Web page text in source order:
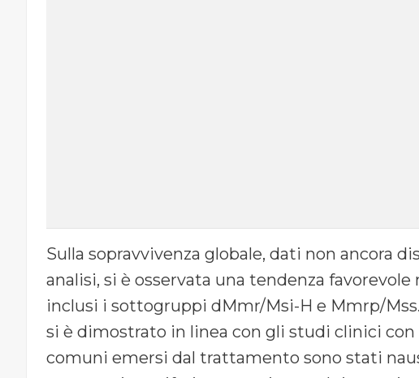
Sulla sopravvivenza globale, dati non ancora
analisi, si è osservata una tendenza
inclusi i sottogruppi dMmr/Msi-H e Mmrp/
si è dimostrato in linea con gli studi clinici
comuni emersi dal trattamento sono stati